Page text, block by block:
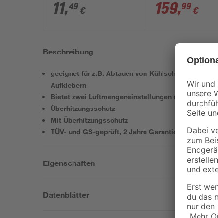
11,49 € 159,99 €
Beschreibung
geeignet für z.B. Abtauen von Kühlschränken,
Aufklebern
Bietet zwei Luftmengeneinstellungen mit einem
Überhitzungsschutz
Mit Überhitzungsschutz
TÜV- und GS-geprüft, 2 Jahre Garantie
Eigenschaften
Datenblätter